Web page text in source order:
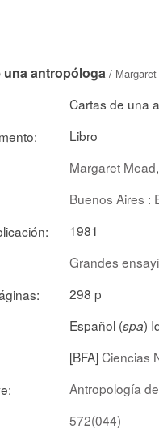
una antropóloga /
Cartas de una
Libro
Margaret Mead
Buenos Aires :
1981
Grandes
298 p
Español (spa)
[BFA]Ciencias
Antropología
572(044)